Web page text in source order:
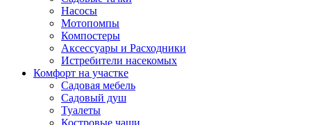
Насосы
Мотопомпы
Компостеры
Аксессуары и Расходники
Истребители насекомых
Комфорт на участке
Садовая мебель
Садовый душ
Туалеты